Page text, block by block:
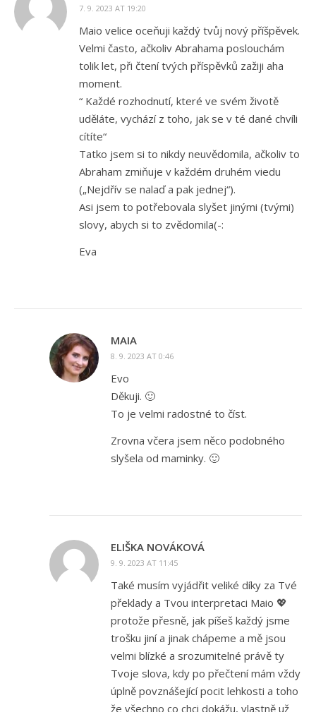
7. 9. 2023 AT 19:20
Maio velice oceňuji každý tvůj nový příšpěvek.
Velmi často, ačkoliv Abrahama poslouchám
tolik let, při čtení tvých příspěvků zažiji aha
moment.
“ Každé rozhodnutí, které ve svém životě
uděláte, vychází z toho, jak se v té dané chvíli
cítíte“
Tatko jsem si to nikdy neuvědomila, ačkoliv to
Abraham zmiňuje v každém druhém viedu
(„Nejdřív se nalaď a pak jednej“).
Asi jsem to potřebovala slyšet jinými (tvými)
slovy, abych si to zvědomila(-:
Eva
MAIA
8. 9. 2023 AT 0:46
Evo
Děkuji. 🙂
To je velmi radostné to číst.
Zrovna včera jsem něco podobného
slyšela od maminky. 🙂
ELIŠKA NOVÁKOVÁ
9. 9. 2023 AT 11:45
Také musím vyjádřit veliké díky za Tvé
překlady a Tvou interpretaci Maio 💖
protože přesně, jak píšeš každý jsme
trošku jiní a jinak chápeme a mě jsou
velmi blízké a srozumitelné právě ty
Tvoje slova, kdy po přečtení mám vždy
úplně povznášející pocit lehkosti a toho
že všechno co chci dokážu, vlastně už